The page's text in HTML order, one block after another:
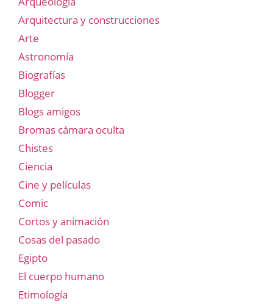
Arquitectura y construcciones
Arte
Astronomía
Biografías
Blogger
Blogs amigos
Bromas cámara oculta
Chistes
Ciencia
Cine y películas
Comic
Cortos y animación
Cosas del pasado
Egipto
El cuerpo humano
Etimología